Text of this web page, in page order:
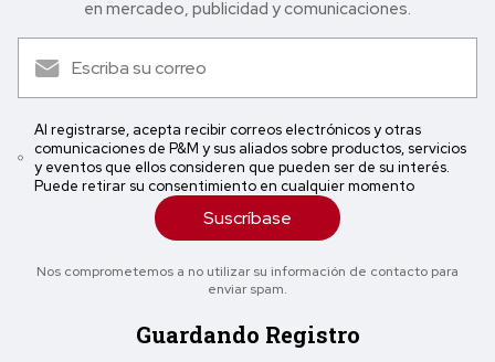
en mercadeo, publicidad y comunicaciones.
Al registrarse, acepta recibir correos electrónicos y otras
comunicaciones de P&M y sus aliados sobre productos, servicios
y eventos que ellos consideren que pueden ser de su interés.
Puede retirar su consentimiento en cualquier momento
Suscríbase
Nos comprometemos a no utilizar su información de contacto para
enviar spam.
Guardando Registro